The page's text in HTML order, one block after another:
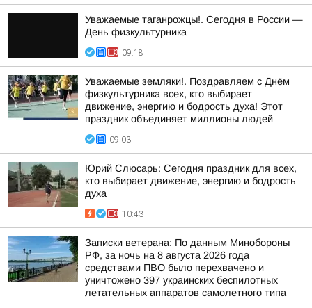
Уважаемые таганрожцы!. Сегодня в России —
День физкультурника
09:18
Уважаемые земляки!. Поздравляем с Днём
физкультурника всех, кто выбирает
движение, энергию и бодрость духа! Этот
праздник объединяет миллионы людей
09:03
Юрий Слюсарь: Сегодня праздник для всех,
кто выбирает движение, энергию и бодрость
духа
10:43
Записки ветерана: По данным Минобороны
РФ, за ночь на 8 августа 2026 года
средствами ПВО было перехвачено и
уничтожено 397 украинских беспилотных
летательных аппаратов самолетного типа